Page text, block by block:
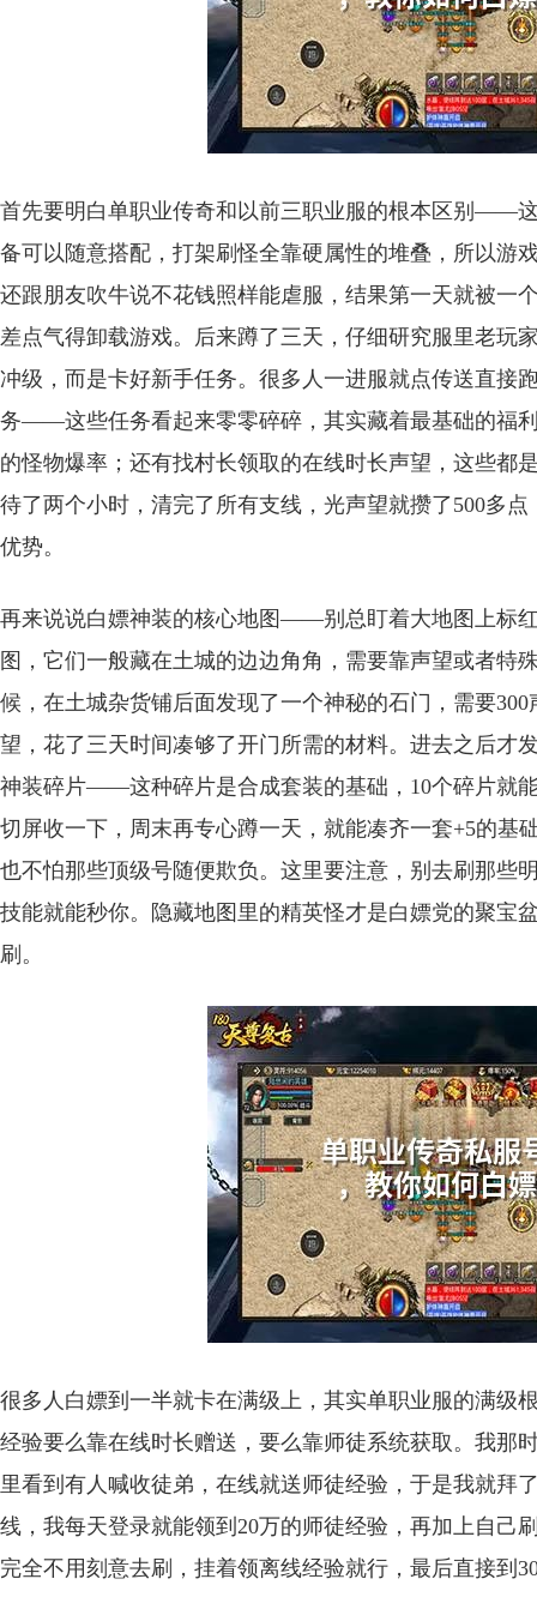
首先要明白单职业传奇和以前三职业服的根本区别——
备可以随意搭配，打架刷怪全靠硬属性的堆叠，所以游
还跟朋友吹牛说不花钱照样能虐服，结果第一天就被一
差点气得卸载游戏。后来蹲了三天，仔细研究服里老玩
冲级，而是卡好新手任务。很多人一进服就点传送直接
务——这些任务看起来零零碎碎，其实藏着最基础的福
的怪物爆率；还有找村长领取的在线时长声望，这些都
待了两个小时，清完了所有支线，光声望就攒了500多
优势。
再来说说白嫖神装的核心地图——别总盯着大地图上标
图，它们一般藏在土城的边边角角，需要靠声望或者特
候，在土城杂货铺后面发现了一个神秘的石门，需要
望，花了三天时间凑够了开门所需的材料。进去之后才
神装碎片——这种碎片是合成套装的基础，10个碎片就
切屏收一下，周末再专心蹲一天，就能凑齐一套+5的基
也不怕那些顶级号随便欺负。这里要注意，别去刷那些
技能就能秒你。隐藏地图里的精英怪才是白嫖党的聚宝
刷。
很多人白嫖到一半就卡在满级上，其实单职业服的满
经验要么靠在线时长赠送，要么靠师徒系统获取。我那
里看到有人喊收徒弟，在线就送师徒经验，于是我就拜
线，我每天登录就能领到20万的师徒经验，再加上自己
完全不用刻意去刷，挂着领离线经验就行，最后直接到